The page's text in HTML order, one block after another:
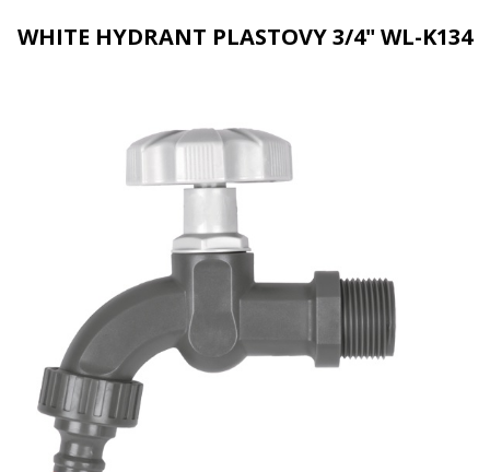
WHITE HYDRANT PLASTOVY 3/4" WL-K134